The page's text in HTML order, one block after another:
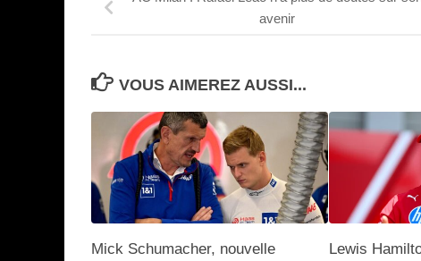
avenir
VOUS AIMEREZ AUSSI...
Mick Schumacher, nouvelle
Lewis